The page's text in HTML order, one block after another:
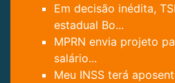
Em decisão inédita,
estadual Bo...
MPRN envia projeto
salário...
Meu INSS terá